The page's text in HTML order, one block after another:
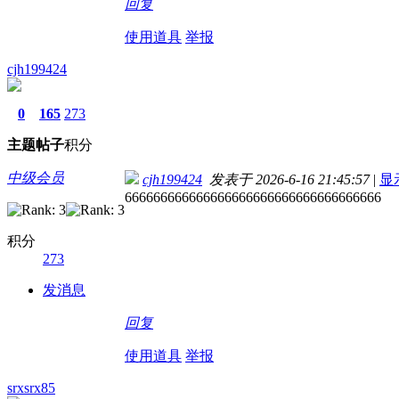
回复
使用道具 举报
cjh199424
0
主题
165
帖子
273
积分
中级会员
积分
273
发消息
cjh199424 发表于 2026-6-16 21:45:57 | 显
666666666666666666666666666666666666
回复
使用道具 举报
srxsrx85